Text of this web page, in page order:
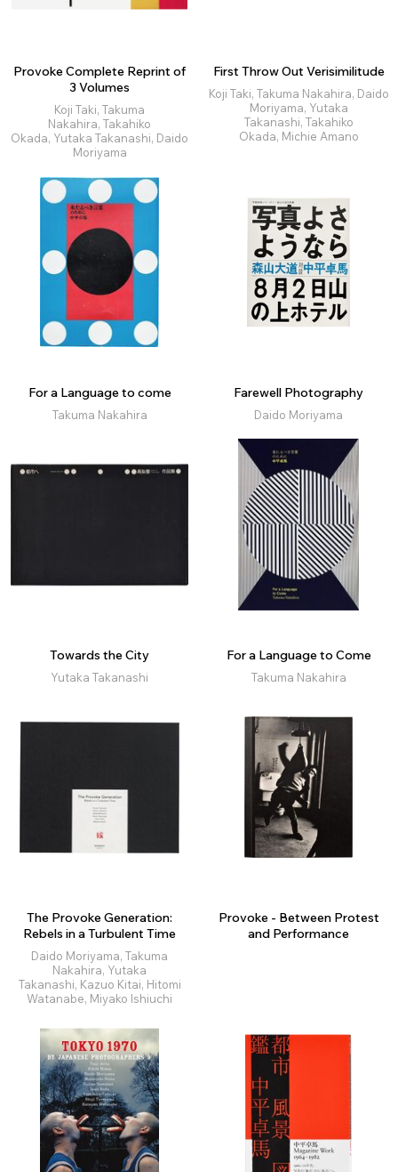
Provoke Complete Reprint of
3 Volumes
Koji Taki, Takuma
Nakahira, Takahiko
Okada, Yutaka Takanashi, Daido
Moriyama
First Throw Out Verisimilitude
Koji Taki, Takuma Nakahira, Daido
Moriyama, Yutaka
Takanashi, Takahiko
Okada, Michie Amano
For a Language to come
Takuma Nakahira
Farewell Photography
Daido Moriyama
Towards the City
Yutaka Takanashi
For a Language to Come
Takuma Nakahira
The Provoke Generation:
Rebels in a Turbulent Time
Daido Moriyama, Takuma
Nakahira, Yutaka
Takanashi, Kazuo Kitai, Hitomi
Watanabe, Miyako Ishiuchi
Provoke - Between Protest
and Performance